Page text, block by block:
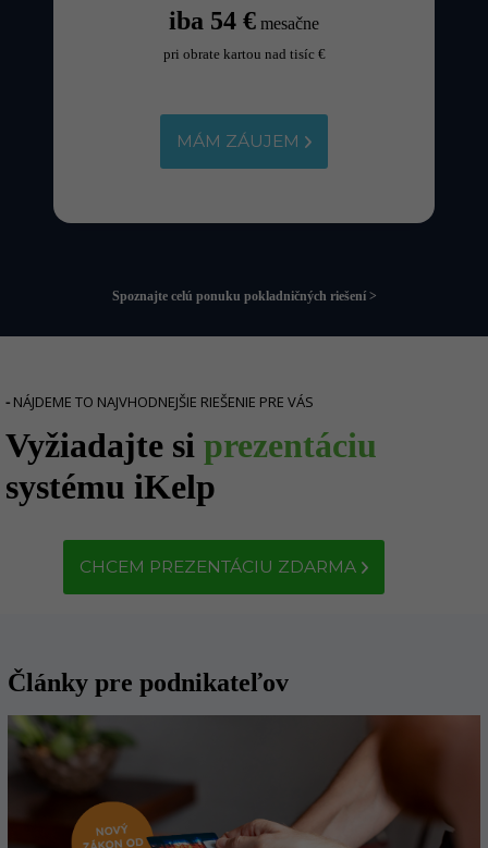
iba 54 € mesačne
pri obrate kartou nad tisíc €
MÁM ZÁUJEM
Spoznajte celú ponuku pokladničných riešení >
- NÁJDEME TO NAJVHODNEJŠIE RIEŠENIE PRE VÁS
Vyžiadajte si prezentáciu
systému iKelp
CHCEM PREZENTÁCIU ZDARMA
Články pre podnikateľov